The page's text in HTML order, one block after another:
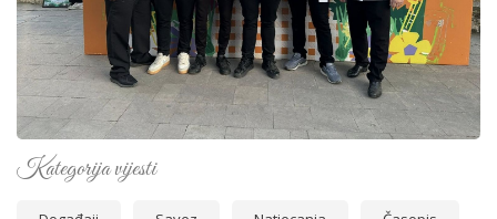
Kategorija vijesti